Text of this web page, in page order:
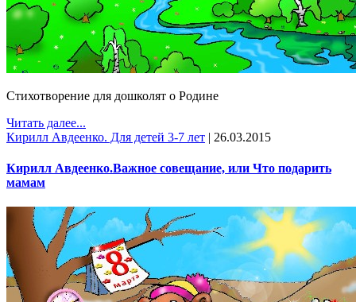
Cтихотворение для дошколят о Родине
Читать далее...
Кирилл Авдеенко. Для детей 3-7 лет | 26.03.2015
Кирилл Авдеенко.Важное совещание, или Что подарить
мамам